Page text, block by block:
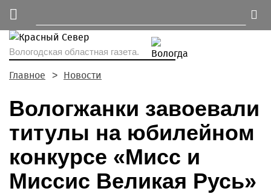
Вологодская областная газета.
Главное Новости
Вологжанки завоевали
титулы на юбилейном
конкурсе «Мисс и
Миссис Великая Русь»